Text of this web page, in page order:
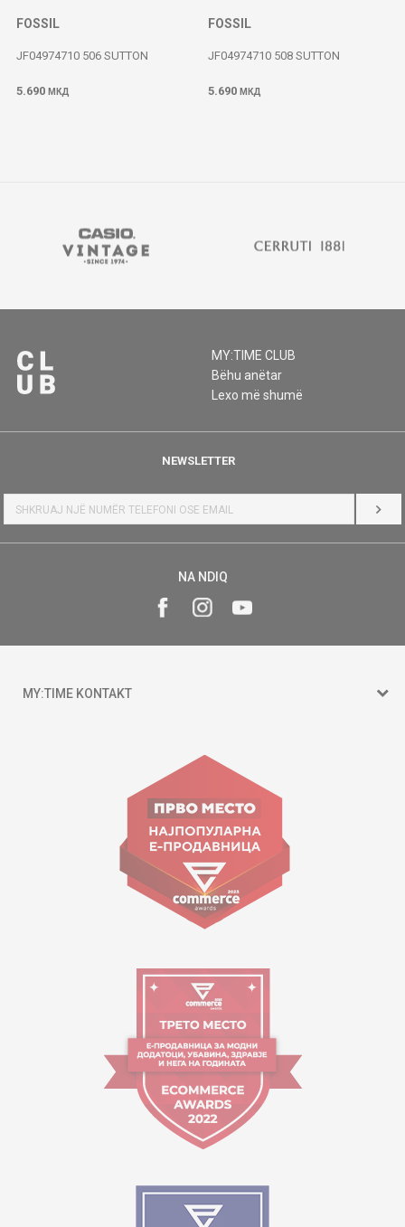
FOSSIL
JF04974710 506 SUTTON
5.690 МКД
FOSSIL
JF04974710 508 SUTTON
5.690 МКД
MY:TIME CLUB
Bëhu anëtar
Lexo më shumë
NEWSLETTER
HYR
NA NDIQ
MY:TIME KONTAKT
Goce Nikolovski 74 Shkup
contact@mytime.mk
Orari i punës:
09:00 - 17:00